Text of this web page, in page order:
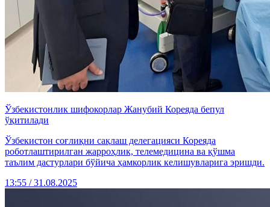
Ўзбекистонлик шифокорлар Жанубий Кореяда бепул
ўқитилади
Ўзбекистон соғлиқни сақлаш делегацияси Кореяда
роботлаштирилган жарроҳлик, телемедицина ва қўшма
таълим дастурлари бўйича ҳамкорлик келишувларига эришди.
13:55 / 31.08.2025